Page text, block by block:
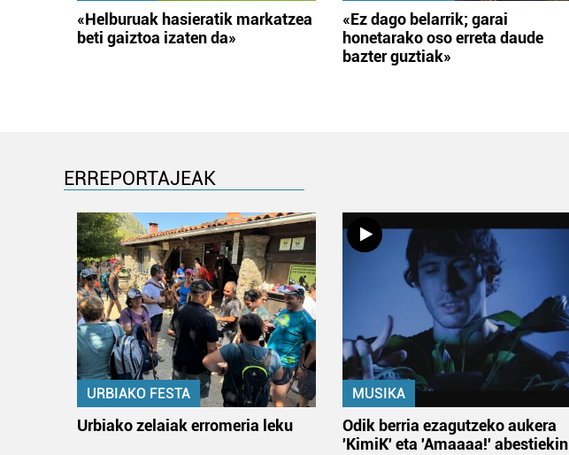
«Helburuak hasieratik markatzea
beti gaiztoa izaten da»
«Ez dago belarrik; garai
honetarako oso erreta daude
bazter guztiak»
ERREPORTAJEAK
URBIAKO FESTA
Urbiako zelaiak erromeria leku
MUSIKA
Odik berria ezagutzeko aukera
'KimiK' eta 'Amaaaa!' abestiekin